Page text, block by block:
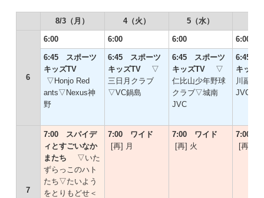
8/3（月） 4（火） 5（水）
6
6:00 6:00 6:00 6:00
6:45 スポーツ
キッズTV
▽Honjo Red
ants▽Nexus神
野
6:45 スポーツ
キッズTV
▽
三日月クラブ
▽VC鍋島
6:45 スポーツ
キッズTV
▽
仁比山少年野球
クラブ▽城南
JVC
6:45
キッ
川副
JVC
7
7:00 スパイデ
ィとすごいなか
またち
▽いた
ずらっこのハト
たち▽たいよう
をとりもどせ＜
7:00 ワイド
[再] 月
7:00 ワイド
[再] 火
7:00
[再] 水